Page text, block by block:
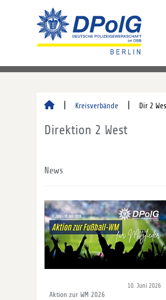
Kreisverbände Dir 2
Direktion 2 West
News
10. Juni 2026
Aktion zur WM 2026